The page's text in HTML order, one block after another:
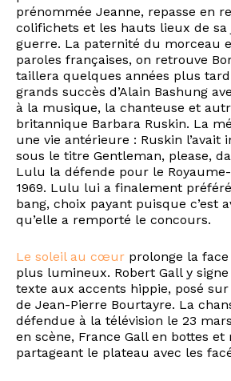
prénommée Jeanne, repasse en
colifichets et les hauts lieux de sa
guerre. La paternité du morceau
paroles françaises, on retrouve
taillera quelques années plus tard
grands succès d’Alain Bashung
à la musique, la chanteuse et
britannique Barbara Ruskin. La
une vie antérieure : Ruskin l’avait
sous le titre Gentleman, please,
Lulu la défende pour le Royaume-
1969. Lulu lui a finalement
bang, choix payant puisque c’est
qu’elle a remporté le concours.
Le soleil au cœur prolonge la
plus lumineux. Robert Gall y
texte aux accents hippie, posé
de Jean-Pierre Bourtayre. La
défendue à la télévision le 23
en scène, France Gall en bottes et
partageant le plateau avec les